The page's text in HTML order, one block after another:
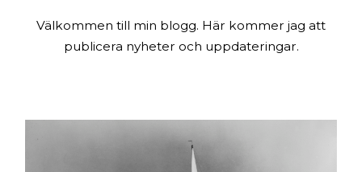
Välkommen till min blogg. Här kommer jag att
publicera nyheter och uppdateringar.